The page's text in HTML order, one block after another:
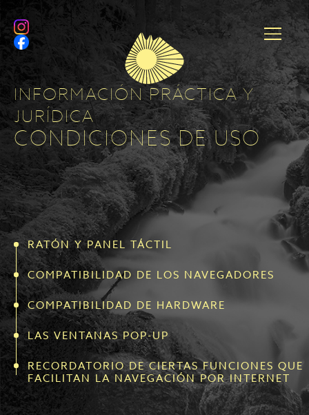
INFORMACIÓN PRÁCTICA Y
JURÍDICA
CONDICIONES DE USO
RATÓN Y PANEL TÁCTIL
COMPATIBILIDAD DE LOS NAVEGADORES
COMPATIBILIDAD DE HARDWARE
LAS VENTANAS POP-UP
RECORDATORIO DE CIERTAS FUNCIONES QUE
FACILITAN LA NAVEGACIÓN POR INTERNET